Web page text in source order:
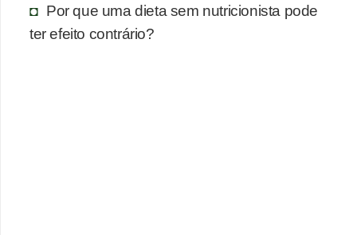
Por que uma dieta sem nutricionista pode
ter efeito contrário?